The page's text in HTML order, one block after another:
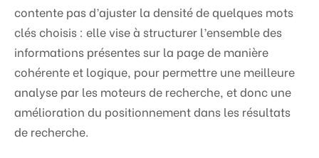
contente pas d’ajuster la densité de quelques mots
clés choisis : elle vise à structurer l’ensemble des
informations présentes sur la page de manière
cohérente et logique, pour permettre une meilleure
analyse par les moteurs de recherche, et donc une
amélioration du positionnement dans les résultats
de recherche.